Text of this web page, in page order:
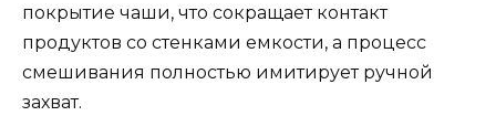
покрытие чаши, что сокращает контакт
продуктов со стенками емкости, а процесс
смешивания полностью имитирует ручной
захват.